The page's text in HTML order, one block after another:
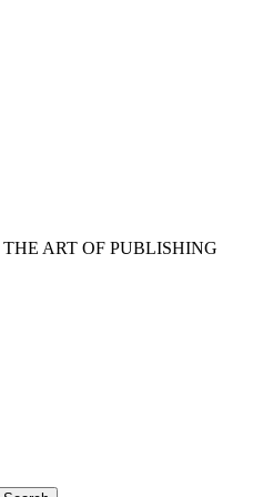
ART OF PUBLISHING